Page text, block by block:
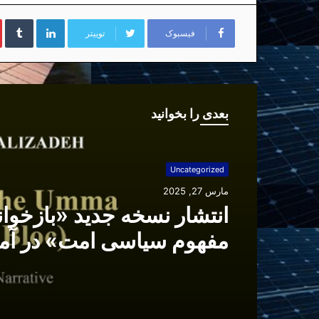
فیسبوک توییتر
لینکداین
بعدی را بخوانید
Uncategorized
مارس 27, 2025
انتشار نسخه جدید
مفهوم سیاسی امت» در